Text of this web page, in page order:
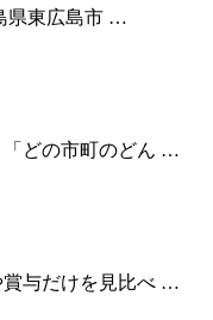
県東広島市 …
「どの市町のどん …
賞与だけを見比べ …